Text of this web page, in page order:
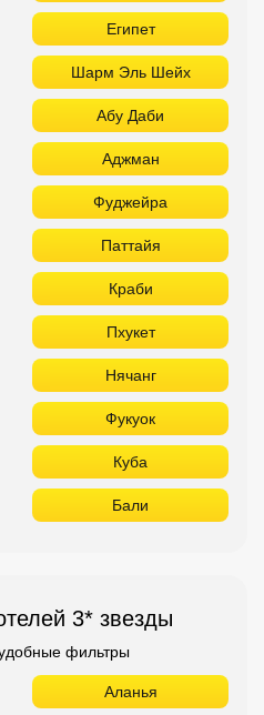
Египет
Шарм Эль Шейх
Абу Даби
Аджман
Фуджейра
Паттайя
Краби
Пхукет
Нячанг
Фукуок
Куба
Бали
3* звезды
фильтры
Аланья